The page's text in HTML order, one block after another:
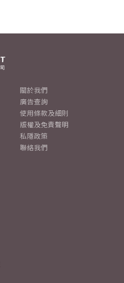
關於我們
廣告查詢
使用條款及細則
版權及免責聲明
私隱政策
聯絡我們